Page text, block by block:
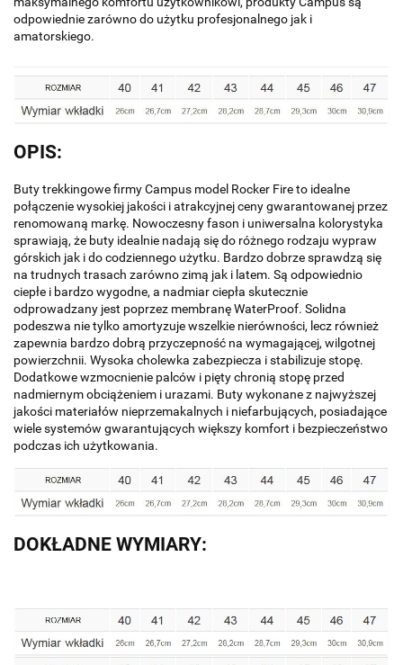
odpowiednie zarówno do użytku profesjonalnego jak i
amatorskiego.
OPIS:
Buty trekkingowe firmy Campus model Rocker Fire to idealne
połączenie wysokiej jakości i atrakcyjnej ceny gwarantowanej przez
renomowaną markę. Nowoczesny fason i uniwersalna kolorystyka
sprawiają, że buty idealnie nadają się do różnego rodzaju wypraw
górskich jak i do codziennego użytku. Bardzo dobrze sprawdzą się
na trudnych trasach zarówno zimą jak i latem. Są odpowiednio
ciepłe i bardzo wygodne, a nadmiar ciepła skutecznie
odprowadzany jest poprzez membranę WaterProof. Solidna
podeszwa nie tylko amortyzuje wszelkie nierówności, lecz również
zapewnia bardzo dobrą przyczepność na wymagającej, wilgotnej
powierzchnii. Wysoka cholewka zabezpiecza i stabilizuje stopę.
Dodatkowe wzmocnienie palców i pięty chronią stopę przed
nadmiernym obciążeniem i urazami. Buty wykonane z najwyższej
jakości materiałów nieprzemakalnych i niefarbujących, posiadające
wiele systemów gwarantujących większy komfort i bezpieczeństwo
podczas ich użytkowania.
DOKŁADNE WYMIARY: